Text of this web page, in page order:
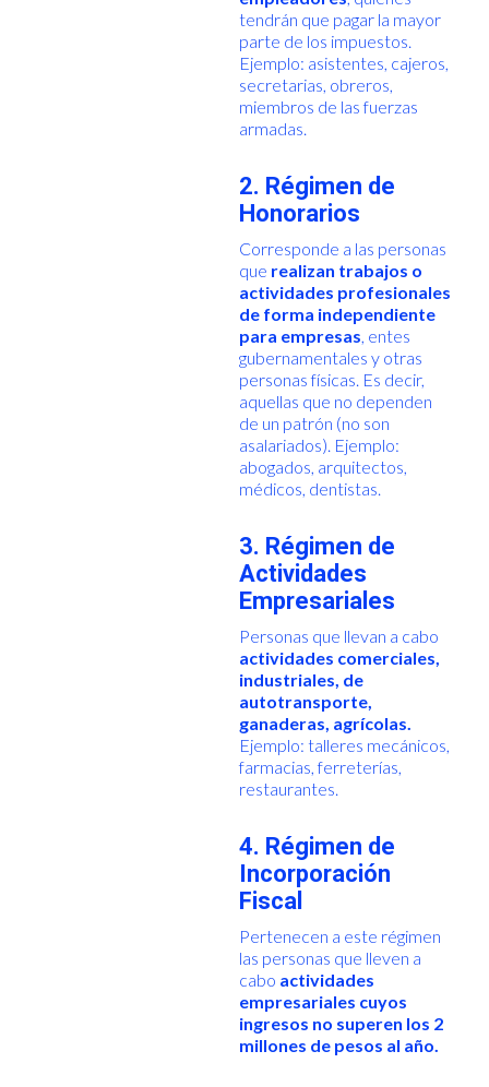
tendrán que pagar la mayor
parte de los impuestos.
Ejemplo: asistentes, cajeros,
secretarias, obreros,
miembros de las fuerzas
armadas.
2. Régimen de
Honorarios
Corresponde a las personas
que realizan trabajos o
actividades profesionales
de forma independiente
para empresas, entes
gubernamentales y otras
personas físicas. Es decir,
aquellas que no dependen
de un patrón (no son
asalariados). Ejemplo:
abogados, arquitectos,
médicos, dentistas.
3. Régimen de
Actividades
Empresariales
Personas que llevan a cabo
actividades comerciales,
industriales, de
autotransporte,
ganaderas, agrícolas.
Ejemplo: talleres mecánicos,
farmacias, ferreterías,
restaurantes.
4. Régimen de
Incorporación
Fiscal
Pertenecen a este régimen
las personas que lleven a
cabo actividades
empresariales cuyos
ingresos no superen los 2
millones de pesos al año.